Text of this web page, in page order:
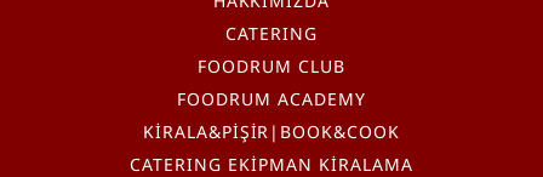
CATERING
FOODRUM CLUB
FOODRUM ACADEMY
KİRALA&PİŞİR|BOOK&COOK
CATERING EKİPMAN KİRALAMA